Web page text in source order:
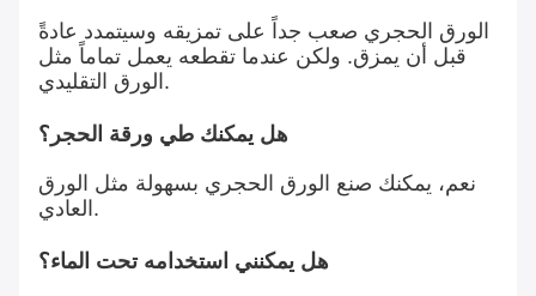
الورق الحجري صعب جداً على تمزيقه وسيتمدد عادةً
قبل أن يمزق. ولكن عندما تقطعه يعمل تماماً مثل
الورق التقليدي.
هل يمكنك طي ورقة الحجر؟
نعم، يمكنك صنع الورق الحجري بسهولة مثل الورق
العادي.
هل يمكنني استخدامه تحت الماء؟